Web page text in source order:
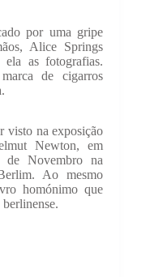
por uma gripe
Alice Springs
as fotografias.
de cigarros
visto na exposição
Newton, em
Novembro na
Ao mesmo
homónimo que